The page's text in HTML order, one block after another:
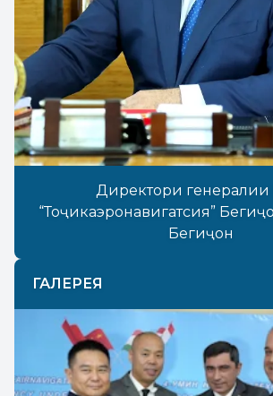
Директори
“Тоҷикаэронавигатсия”
Бегиҷон
ГАЛЕРЕЯ